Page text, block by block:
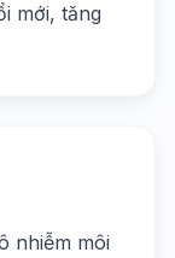
mới, tăng
nhiễm môi